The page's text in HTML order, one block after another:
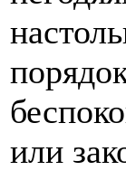
или